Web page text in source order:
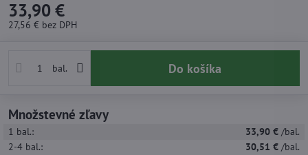
33,90 €
27,56 € bez DPH
bal. Do košíka
Množstevné zľavy
1 bal.: 33,90 € /bal.
2-4 bal.: 30,51 € /bal.